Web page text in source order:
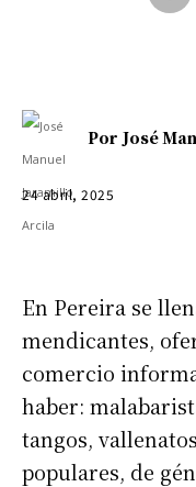
Por José
24 abril, 2025
En Pereira se
mendicantes,
comercio
haber:
tangos,
populares, de